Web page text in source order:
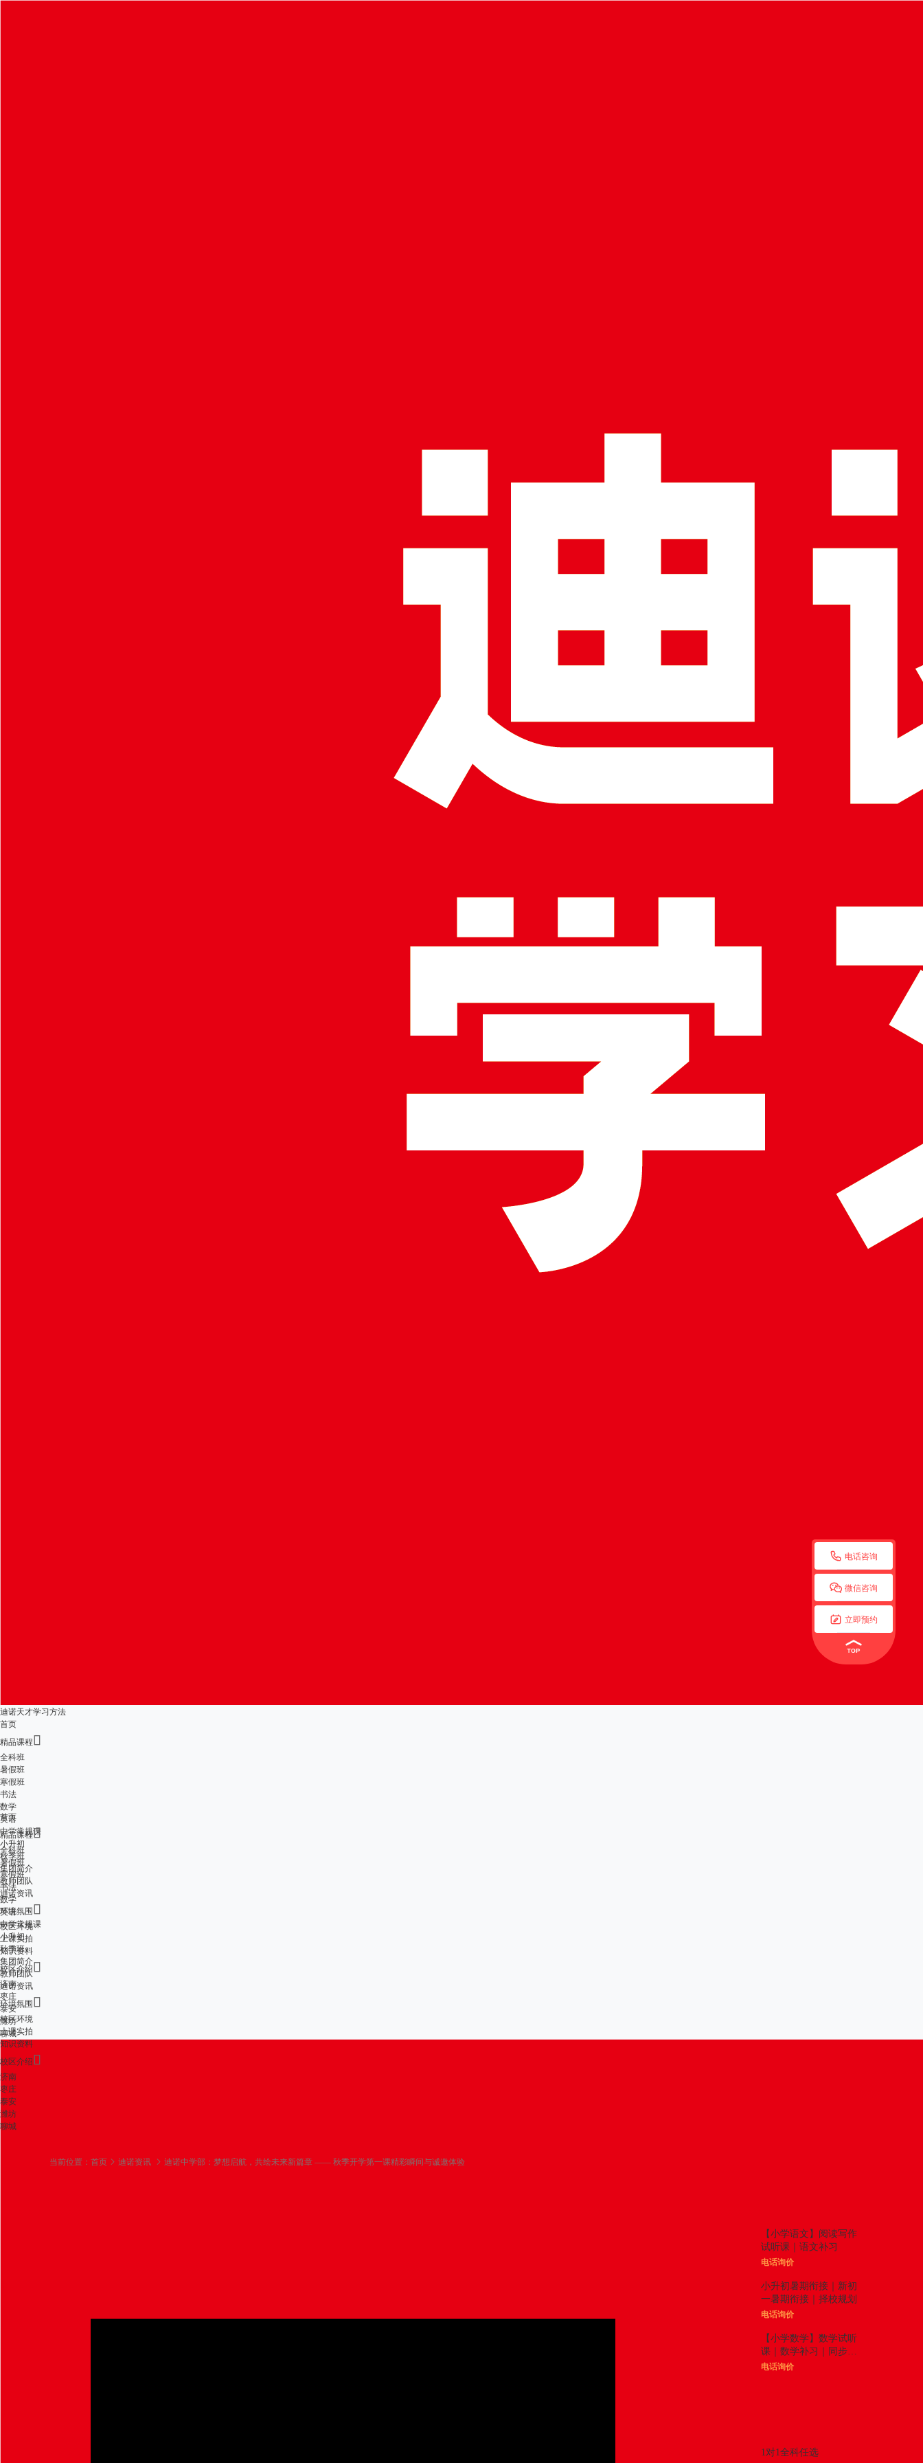
迪诺天才学习方法
首页
精品课程
全科班
暑假班
寒假班
书法
数学
英语
中学常规课
小升初
秋季班
集团简介
教师团队
迪诺资讯
环境氛围
校区环境
上课实拍
知识资料
校区介绍
济南
枣庄
泰安
潍坊
聊城
首页
精品课程
全科班
暑假班
寒假班
书法
数学
英语
中学常规课
小升初
秋季班
集团简介
教师团队
迪诺资讯
环境氛围
校区环境
上课实拍
知识资料
校区介绍
济南
枣庄
泰安
潍坊
聊城
 电话咨询
 微信咨询
 立即预约
当前位置： 首页 迪诺资讯 迪诺中学部：梦想启航，共绘未来新篇章 —— 秋季开学第一课精彩瞬间与诚邀体验
【小学语文】阅读写作
试听课｜语文补习
电话询价
小升初暑期衔接｜新初
一暑期衔接｜择校规划
电话询价
【小学数学】数学试听
课｜数学补习｜同步拓
展
电话询价
1对1全科任选